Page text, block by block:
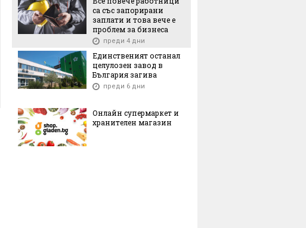
са със запорирани
заплати и това вече е
проблем за бизнеса
преди 4 дни
Единственият останал
целулозен завод в
България загива
преди 6 дни
Онлайн супермаркет и
хранителен магазин